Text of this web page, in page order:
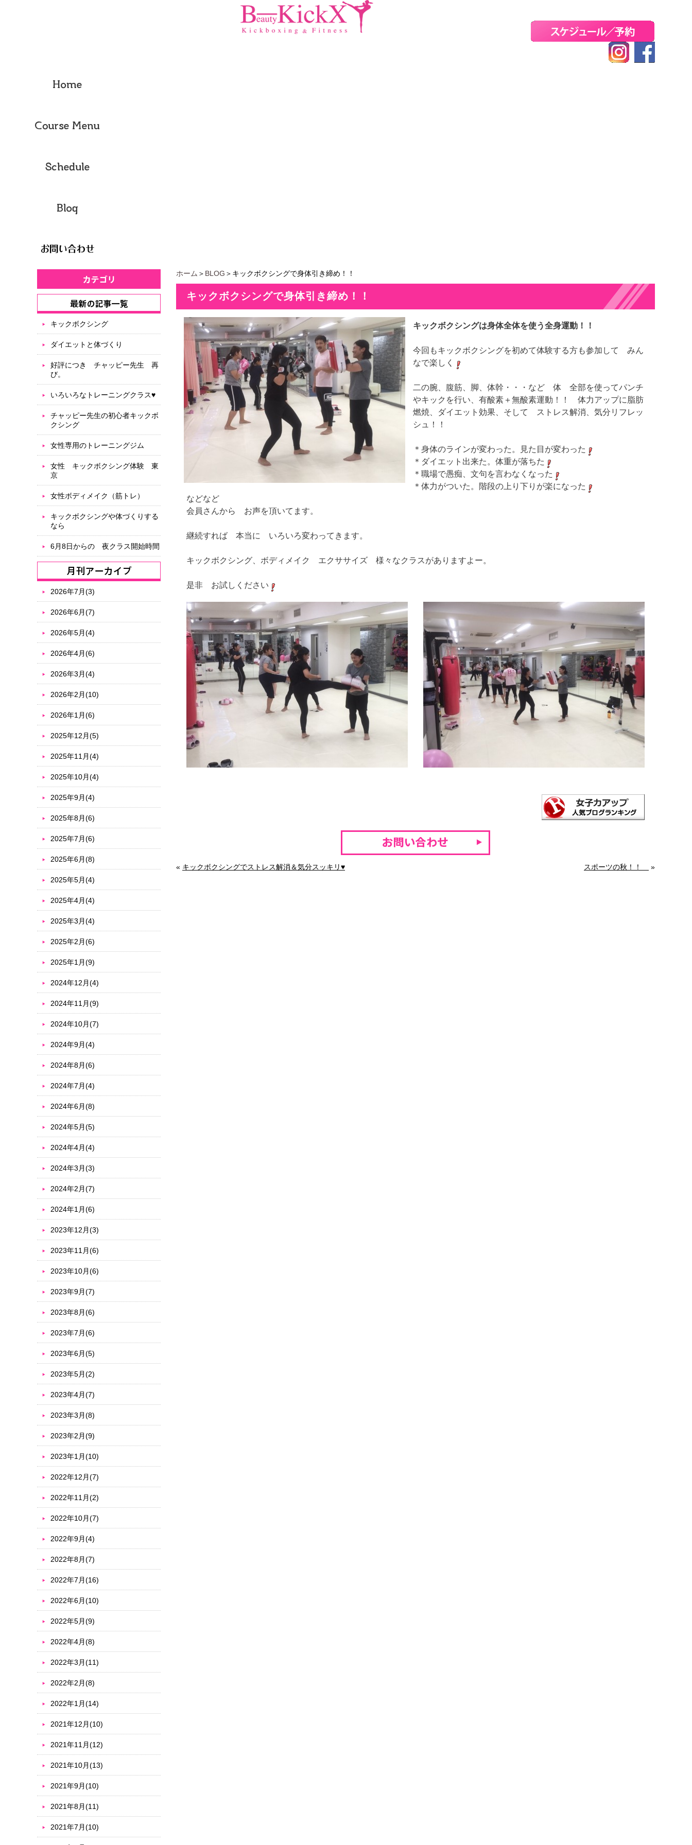
ホーム ＞ BLOG ＞キックボクシングで身体引き締め！！
キックボクシングで身体引き締め！！
キックボクシングは身体全体を使う全身運動！！
今回もキックボクシングを初めて体験する方も参加して みん
なで楽しく
二の腕、腹筋、脚、体幹・・・など 体 全部を使ってパンチ
やキックを行い、有酸素＋無酸素運動！！ 体力アップに脂肪
燃焼、ダイエット効果、そして ストレス解消、気分リフレッ
シュ！！
＊身体のラインが変わった。見た目が変わった
＊ダイエット出来た。体重が落ちた
＊職場で愚痴、文句を言わなくなった
＊体力がついた。階段の上り下りが楽になった
などなど
会員さんから お声を頂いてます。
継続すれば 本当に いろいろ変わってきます。
キックボクシング、ボディメイク エクササイズ 様々なクラスがありますよー。
是非 お試しください
« キックボクシングでストレス解消＆気分スッキリ♥ スポーツの秋！！ »
キックボクシング
ダイエットと体づくり
好評につき チャッピー先生 再
び。
いろいろなトレーニングクラス♥
チャッピー先生の初心者キックボ
クシング
女性専用のトレーニングジム
女性 キックボクシング体験 東
京
女性ボディメイク（筋トレ）
キックボクシングや体づくりする
なら
6月8日からの 夜クラス開始時間
2026年7月(3)
2026年6月(7)
2026年5月(4)
2026年4月(6)
2026年3月(4)
2026年2月(10)
2026年1月(6)
2025年12月(5)
2025年11月(4)
2025年10月(4)
2025年9月(4)
2025年8月(6)
2025年7月(6)
2025年6月(8)
2025年5月(4)
2025年4月(4)
2025年3月(4)
2025年2月(6)
2025年1月(9)
2024年12月(4)
2024年11月(9)
2024年10月(7)
2024年9月(4)
2024年8月(6)
2024年7月(4)
2024年6月(8)
2024年5月(5)
2024年4月(4)
2024年3月(3)
2024年2月(7)
2024年1月(6)
2023年12月(3)
2023年11月(6)
2023年10月(6)
2023年9月(7)
2023年8月(6)
2023年7月(6)
2023年6月(5)
2023年5月(2)
2023年4月(7)
2023年3月(8)
2023年2月(9)
2023年1月(10)
2022年12月(7)
2022年11月(2)
2022年10月(7)
2022年9月(4)
2022年8月(7)
2022年7月(16)
2022年6月(10)
2022年5月(9)
2022年4月(8)
2022年3月(11)
2022年2月(8)
2022年1月(14)
2021年12月(10)
2021年11月(12)
2021年10月(13)
2021年9月(10)
2021年8月(11)
2021年7月(10)